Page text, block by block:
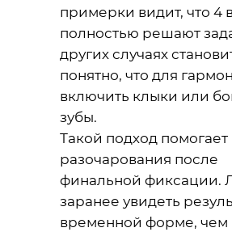
примерки видит, что 4
полностью решают
других случаях
понятно, что для
включить клыки или
зубы.
Такой подход помогает
разочарования после
финальной фиксации.
заранее увидеть
временной форме, чем